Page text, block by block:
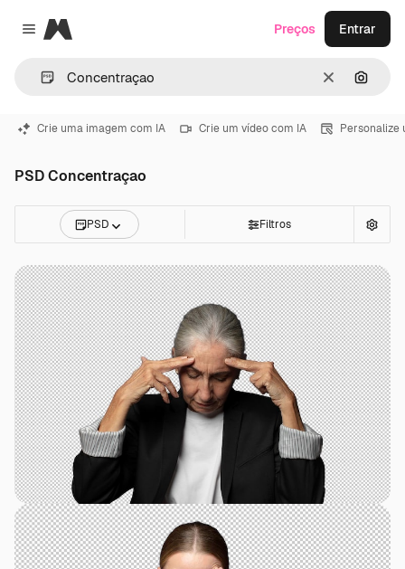
Close menu
Magnific
Limpar
Preços Entrar
Crie uma imagem com IA Crie um vídeo com IA Personalize
PSD Concentraçao
PSD Filtros